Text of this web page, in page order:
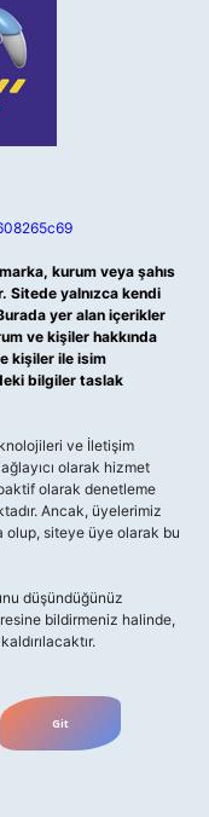
kurum veya şahıs
Sitede yalnızca kendi
yer alan içerikler
ve kişiler hakkında
kişiler ile isim
bilgiler taslak
ve İletişim
olarak hizmet
olarak denetleme
Ancak, üyelerimiz
olup, siteye üye olarak bu
düşündüğünüz
bildirmeniz halinde,